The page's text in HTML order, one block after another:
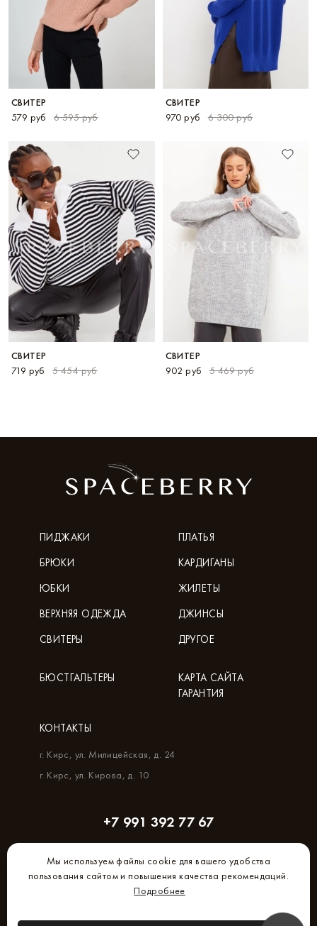
СВИТЕР
579 руб
6 595 руб
СВИТЕР
970 руб
6 300 руб
СВИТЕР
719 руб
5 454 руб
СВИТЕР
902 руб
5 469 руб
ПИДЖАКИ
БРЮКИ
ЮБКИ
ВЕРХНЯЯ ОДЕЖДА
СВИТЕРЫ
ПЛАТЬЯ
КАРДИГАНЫ
ЖИЛЕТЫ
ДЖИНСЫ
ДРУГОЕ
БЮСТГАЛЬТЕРЫ
КАРТА САЙТА
ГАРАНТИЯ
КОНТАКТЫ
г. Кирс, ул. Милицейская, д. 24
г. Кирс, ул. Кирова, д. 10
+7 991 392 77 67
Создание и продвижение сайта –
Мы используем файлы cookie для вашего удобства
пользования сайтом и повышения качества рекомендаций.
Подробнее